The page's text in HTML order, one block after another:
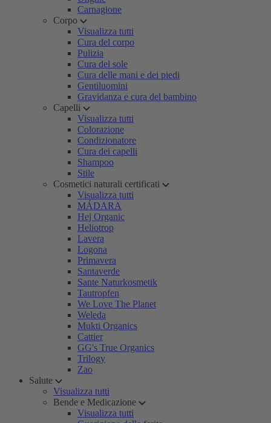
Carnagione
Corpo
Visualizza tutti
Cura del corpo
Pulizia
Cura del sole
Cura delle mani e dei piedi
Gentiluomini
Gravidanza e cura del bambino
Capelli
Visualizza tutti
Colorazione
Condizionatore
Cura dei capelli
Shampoo
Stile
Cosmetici naturali certificati
Visualizza tutti
MÁDARA
Hej Organic
Heliotrop
Lavera
Logona
Primavera
Santaverde
Sante Naturkosmetik
Tautropfen
We Love The Planet
Weleda
Mukti Organics
Cattier
GG's True Organics
Trilogy
Zao
Salute
Visualizza tutti
Bende e Medicazione
Visualizza tutti